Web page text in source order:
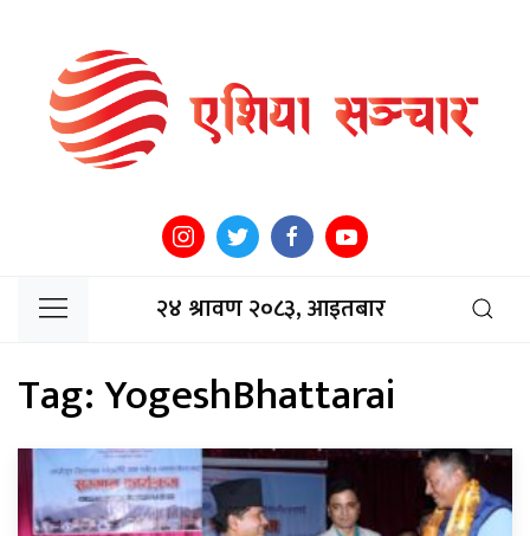
२४ श्रावण २०८३, आइतबार
Tag:YogeshBhattarai